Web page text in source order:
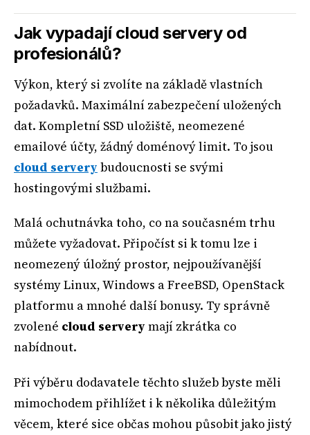
Jak vypadají cloud servery od
profesionálů?
Výkon, který si zvolíte na základě vlastních
požadavků. Maximální zabezpečení uložených
dat. Kompletní SSD uložiště, neomezené
emailové účty, žádný doménový limit. To jsou
cloud servery budoucnosti se svými
hostingovými službami.
Malá ochutnávka toho, co na současném trhu
můžete vyžadovat. Připočíst si k tomu lze i
neomezený úložný prostor, nejpoužívanější
systémy Linux, Windows a FreeBSD, OpenStack
platformu a mnohé další bonusy. Ty správně
zvolené cloud servery mají zkrátka co
nabídnout.
Při výběru dodavatele těchto služeb byste měli
mimochodem přihlížet i k několika důležitým
věcem, které sice občas mohou působit jako jistý